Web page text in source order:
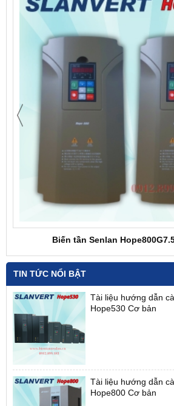
Biến tần Senlan
TIN TỨC NỔI BẬT
Tài liệu hướng dẫn
Hope530 Cơ bản
Tài liệu hướng dẫn
Hope800 Cơ bản